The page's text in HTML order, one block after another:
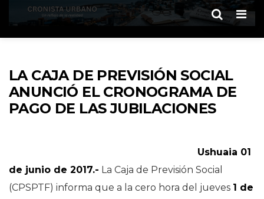
LA CAJA DE PREVISIÓN SOCIAL
ANUNCIÓ EL CRONOGRAMA DE
PAGO DE LAS JUBILACIONES
Ushuaia 01
de junio de 2017.- La Caja de Previsión Social
(CPSPTF) informa que a la cero hora del jueves 1 de